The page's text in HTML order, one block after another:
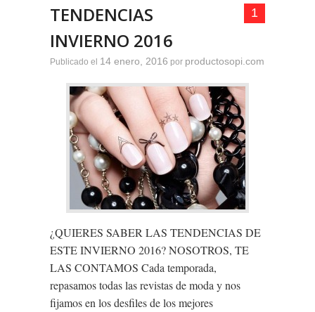
1
TENDENCIAS
INVIERNO 2016
Publicado el 14 enero, 2016 por productosopi.com
¿QUIERES SABER LAS TENDENCIAS DE
ESTE INVIERNO 2016? NOSOTROS, TE
LAS CONTAMOS Cada temporada,
repasamos todas las revistas de moda y nos
fijamos en los desfiles de los mejores